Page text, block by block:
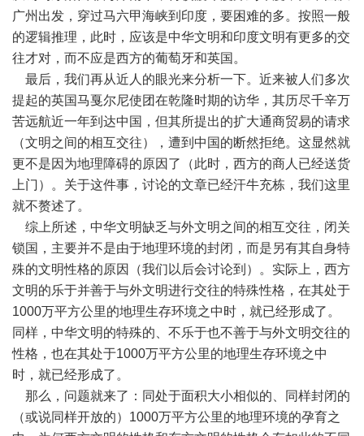
广州出发，穿过马六甲海峡到印度，要困难的多。按照一般
的逻辑推理，此时，应该是中华文明和印度文明有更多的交
往才对，而不应是西方的葡萄牙和英国。
最后，我们再从近人的眼光来分析一下。近来被人们多次
提起的英国马戛尔尼使团在乾隆时期的访华，其历尽千辛万
苦远航近一年到达中国，但其所提出的扩大通商贸易的请求
（文明之间的相互交往），遭到中国的断然拒绝。这显然就
更不是因为地理障碍的原因了（此时，西方的商人已经送货
上门）。关于这件事，讨论的文章已经汗牛充栋，我们这里
就不赘述了。
综上所述，中华文明缺乏与外文明之间的相互交往，闭关
锁国，主要并不是由于地理环境的封闭，而是另有其自身特
殊的文明性格的原因（我们以后会讨论到）。实际上，西方
文明的乐于并善于与外文明进行交往的特殊性格，在其处于
1000万平方公里的地理生存环境之中时，就已经形成了。
同样，中华文明的特殊的、不乐于也不善于与外文明交往的
性格，也在其处于1000万平方公里的地理生存环境之中
时，就已经形成了。
那么，问题就来了：同处于面积大小相似的、同样封闭的
（或说同样开放的） 1000万平方公里的地理环境的孕育之